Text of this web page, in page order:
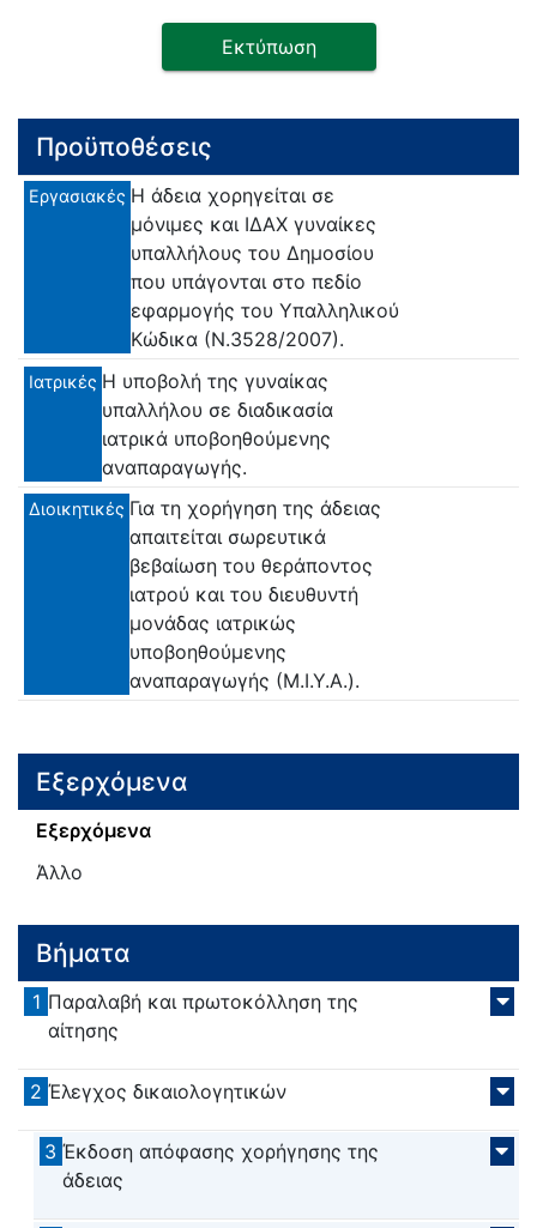
Εκτύπωση
Προϋποθέσεις
Εργασιακές Η άδεια χορηγείται σε
μόνιμες και ΙΔΑΧ γυναίκες
υπαλλήλους του Δημοσίου
που υπάγονται στο πεδίο
εφαρμογής του Υπαλληλικού
Κώδικα (Ν.3528/2007).
Ιατρικές Η υποβολή της γυναίκας
υπαλλήλου σε διαδικασία
ιατρικά υποβοηθούμενης
αναπαραγωγής.
Διοικητικές Για τη χορήγηση της άδειας
απαιτείται σωρευτικά
βεβαίωση του θεράποντος
ιατρού και του διευθυντή
μονάδας ιατρικώς
υποβοηθούμενης
αναπαραγωγής (Μ.Ι.Υ.Α.).
Εξερχόμενα
Εξερχόμενα
Άλλο
Βήματα
1 Παραλαβή και πρωτοκόλληση της
αίτησης
2 Έλεγχος δικαιολογητικών
3 Έκδοση απόφασης χορήγησης της
άδειας